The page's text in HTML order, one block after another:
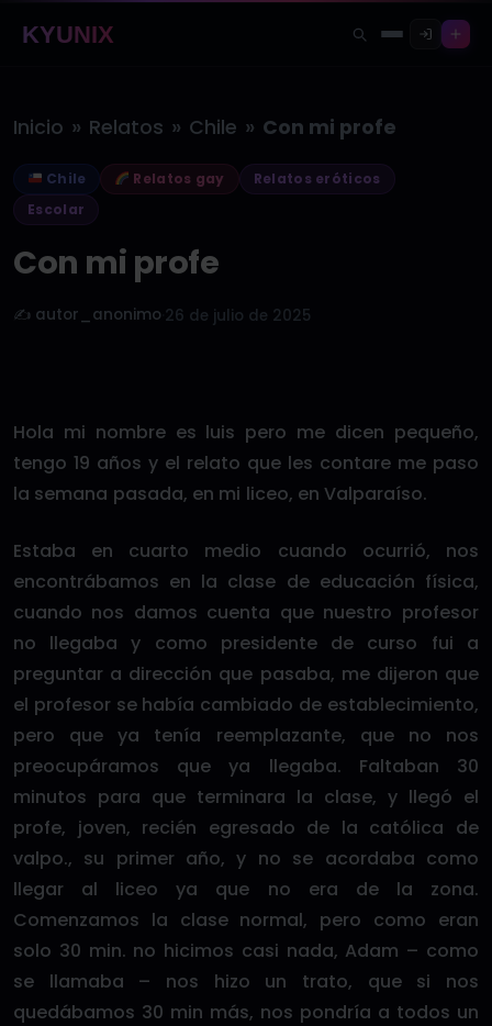
KYUNIX
Inicio » Relatos » Chile » Con mi profe
Chile Relatos gay
Relatos eróticos
Escolar
Con mi profe
✍️ autor_anonimo 26 de julio de 2025
Hola mi nombre es luis pero me dicen pequeño,
tengo 19 años y el relato que les contare me paso
la semana pasada, en mi liceo, en Valparaíso.
Estaba en cuarto medio cuando ocurrió, nos
encontrábamos en la clase de educación física,
cuando nos damos cuenta que nuestro profesor
no llegaba y como presidente de curso fui a
preguntar a dirección que pasaba, me dijeron que
el profesor se había cambiado de establecimiento,
pero que ya tenía reemplazante, que no nos
preocupáramos que ya llegaba. Faltaban 30
minutos para que terminara la clase, y llegó el
profe, joven, recién egresado de la católica de
valpo., su primer año, y no se acordaba como
llegar al liceo ya que no era de la zona.
Comenzamos la clase normal, pero como eran
solo 30 min. no hicimos casi nada, Adam – como
se llamaba – nos hizo un trato, que si nos
quedábamos 30 min más, nos pondría a todos un